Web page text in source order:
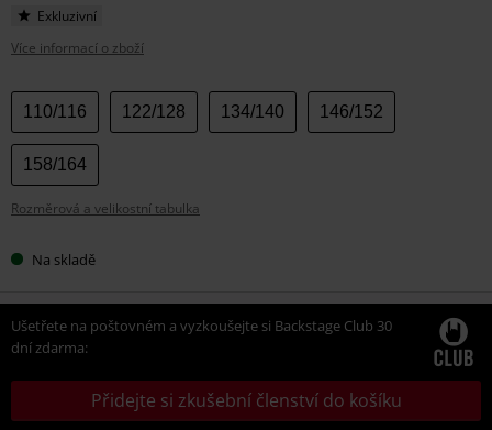
Exkluzivní
Více informací o zboží
Vyberte
si
velikost
110/116 122/128 134/140 146/152
158/164
Rozměrová a velikostní tabulka
Na skladě
Ušetřete na poštovném a vyzkoušejte si Backstage Club 30
dní zdarma:
Přidejte si zkušební členství do košíku